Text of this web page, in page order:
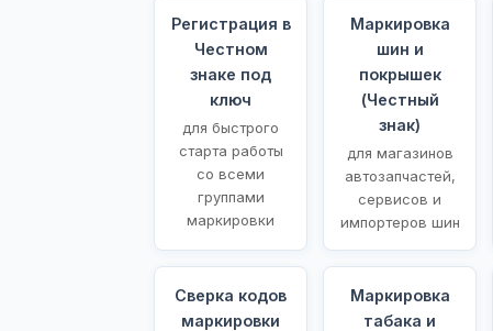
Регистрация в
Честном
знаке под
ключ
для быстрого
старта работы
со всеми
группами
маркировки
Маркировка
шин и
покрышек
(Честный
знак)
для магазинов
автозапчастей,
сервисов и
импортеров шин
Сверка кодов
маркировки
Маркировка
табака и